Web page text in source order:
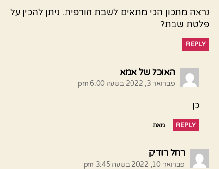
נראה מתכון הכי מתאים לשבת חורפית. ניתן להכין על
פלטת שבת?
REPLY
האוכל של אמא
פברואר 3, 2022 בשעה 6:00 pm
כן
REPLY מאת
רחל רודיק
פברואר 10, 2022 בשעה 3:45 pm